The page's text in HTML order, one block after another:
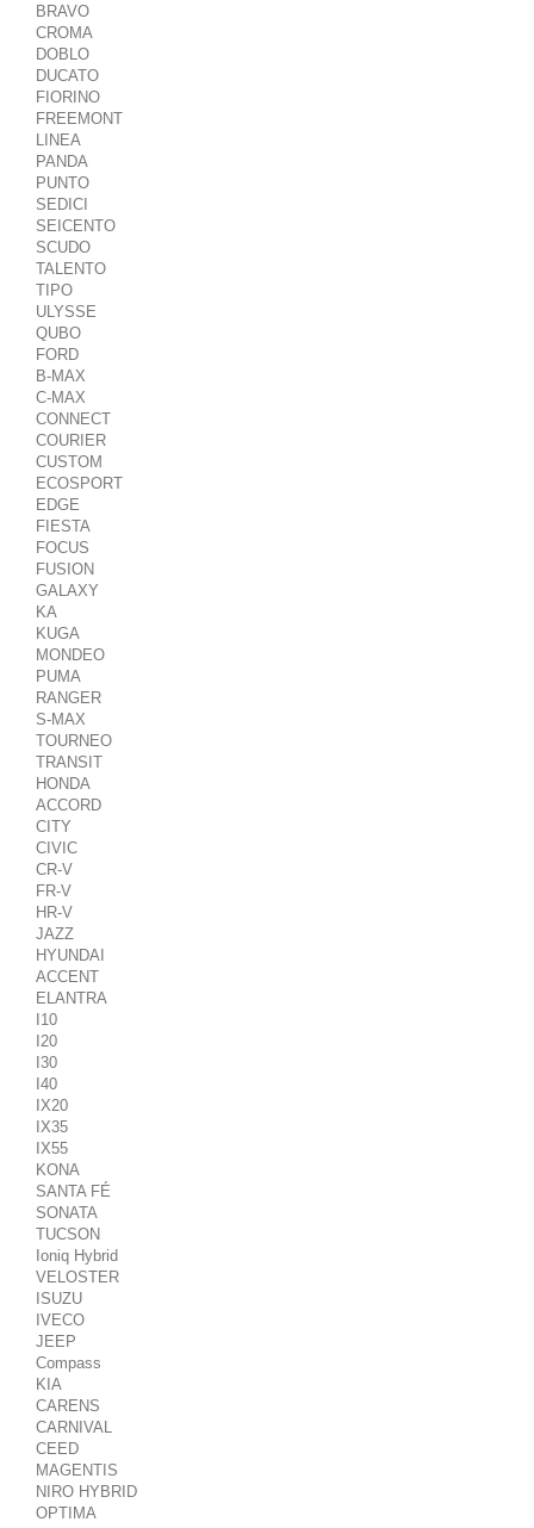
BRAVO
CROMA
DOBLO
DUCATO
FIORINO
FREEMONT
LINEA
PANDA
PUNTO
SEDICI
SEICENTO
SCUDO
TALENTO
TIPO
ULYSSE
QUBO
FORD
B-MAX
C-MAX
CONNECT
COURIER
CUSTOM
ECOSPORT
EDGE
FIESTA
FOCUS
FUSION
GALAXY
KA
KUGA
MONDEO
PUMA
RANGER
S-MAX
TOURNEO
TRANSIT
HONDA
ACCORD
CITY
CIVIC
CR-V
FR-V
HR-V
JAZZ
HYUNDAI
ACCENT
ELANTRA
I10
I20
I30
I40
IX20
IX35
IX55
KONA
SANTA FÉ
SONATA
TUCSON
Ioniq Hybrid
VELOSTER
ISUZU
IVECO
JEEP
Compass
KIA
CARENS
CARNIVAL
CEED
MAGENTIS
NIRO HYBRID
OPTIMA